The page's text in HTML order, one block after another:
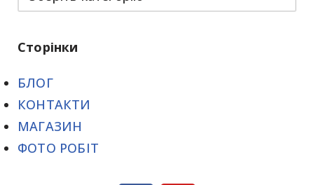
Сторінки
БЛОГ
КОНТАКТИ
МАГАЗИН
ФОТО РОБІТ